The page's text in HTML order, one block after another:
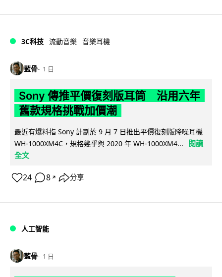
3C科技 流動音樂 音樂耳機
藍骨 1 日
Sony 傳推平價復刻版耳筒 沿用六年
舊款規格挑戰加價潮
最近有爆料指 Sony 計劃於 9 月 7 日推出平價復刻版降噪耳機
WH-1000XM4C，規格幾乎與 2020 年 WH-1000XM4...
閱讀
全文
24 8 ↗ 分享
人工智能
藍骨 1 日